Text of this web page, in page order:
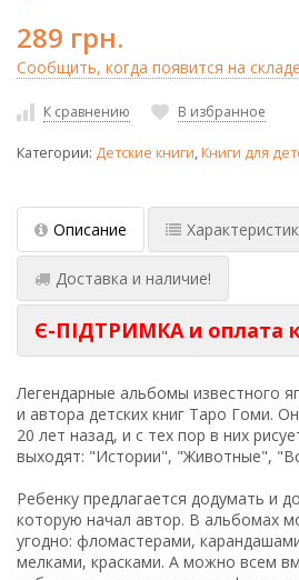
289 грн.
Сообщить, когда появится на
К сравнению В избранное
Категории: Детские книги,Книги для
Описание
Доставка и наличие!
Є-ПІДТРИМКА и оплата
Легендарные альбомы известного
и автора детских книг Таро Гоми.
20 лет назад, и с тех пор в них
выходят: "Истории", "Животные",
Ребенку предлагается додумать и
которую начал автор. В альбомах
угодно: фломастерами,
мелками, красками. А можно всем